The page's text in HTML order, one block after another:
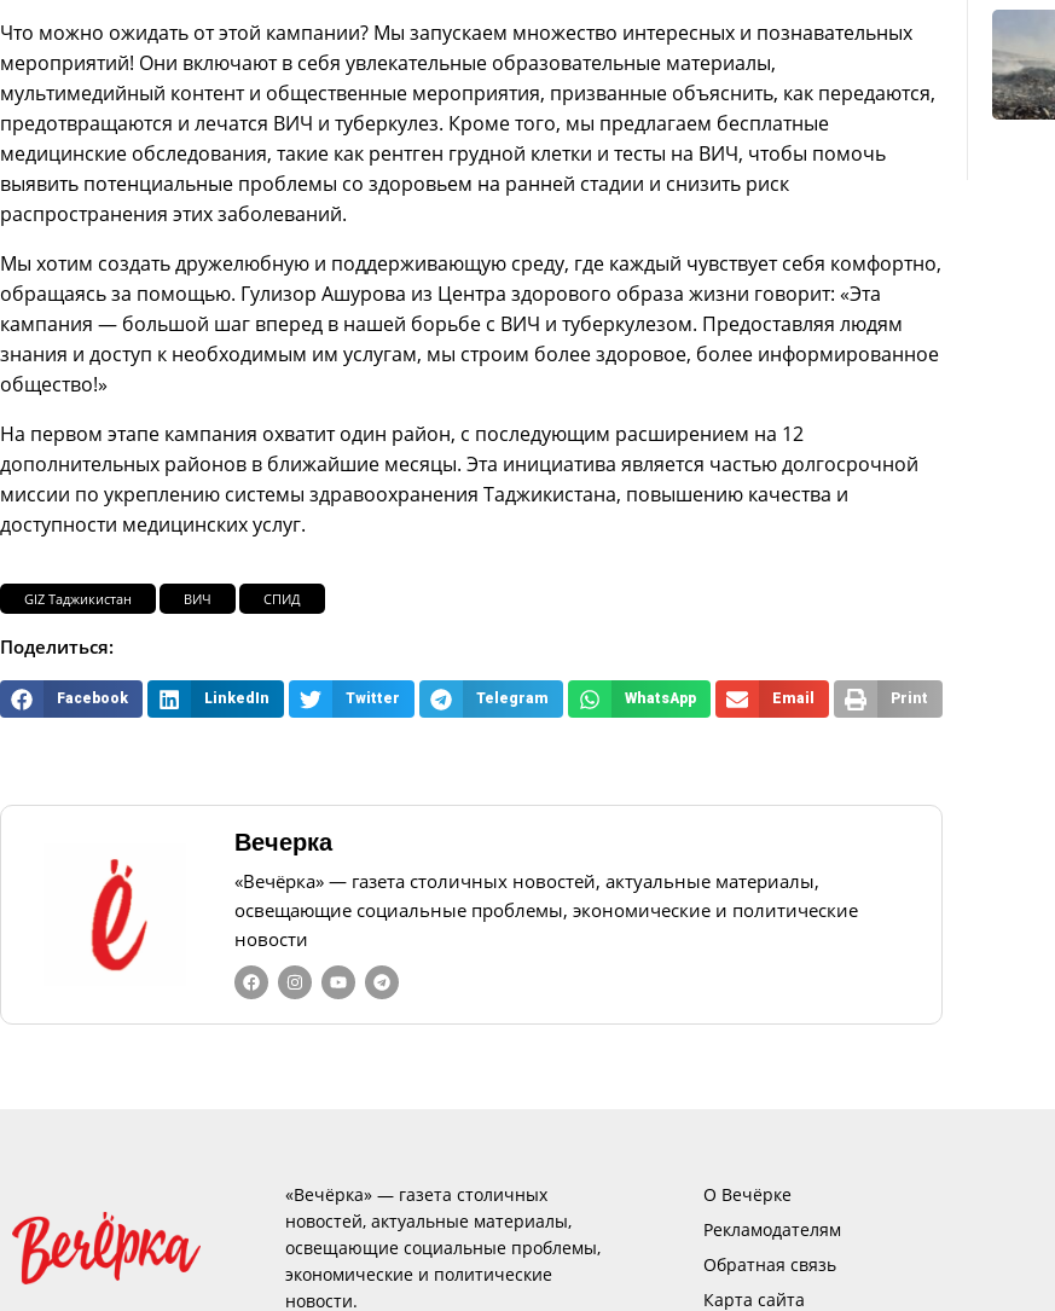
Что можно ожидать от этой кампании? Мы запускаем множество интересных и познавательных
мероприятий! Они включают в себя увлекательные образовательные материалы,
мультимедийный контент и общественные мероприятия, призванные объяснить, как передаются,
предотвращаются и лечатся ВИЧ и туберкулез. Кроме того, мы предлагаем бесплатные
медицинские обследования, такие как рентген грудной клетки и тесты на ВИЧ, чтобы помочь
выявить потенциальные проблемы со здоровьем на ранней стадии и снизить риск
распространения этих заболеваний.
Мы хотим создать дружелюбную и поддерживающую среду, где каждый чувствует себя комфортно,
обращаясь за помощью. Гулизор Ашурова из Центра здорового образа жизни говорит: «Эта
кампания — большой шаг вперед в нашей борьбе с ВИЧ и туберкулезом. Предоставляя людям
знания и доступ к необходимым им услугам, мы строим более здоровое, более информированное
общество!»
На первом этапе кампания охватит один район, с последующим расширением на 12
дополнительных районов в ближайшие месяцы. Эта инициатива является частью долгосрочной
миссии по укреплению системы здравоохранения Таджикистана, повышению качества и
доступности медицинских услуг.
GIZ Таджикистан ВИЧ СПИД
Поделиться:
Facebook LinkedIn Twitter Telegram WhatsApp Email Print
Вечерка
«Вечёрка» — газета столичных новостей, актуальные материалы,
освещающие социальные проблемы, экономические и политические
новости
«Вечёрка» — газета столичных
новостей, актуальные материалы,
освещающие социальные проблемы,
экономические и политические
новости.
О Вечёрке
Рекламодателям
Обратная связь
Карта сайта